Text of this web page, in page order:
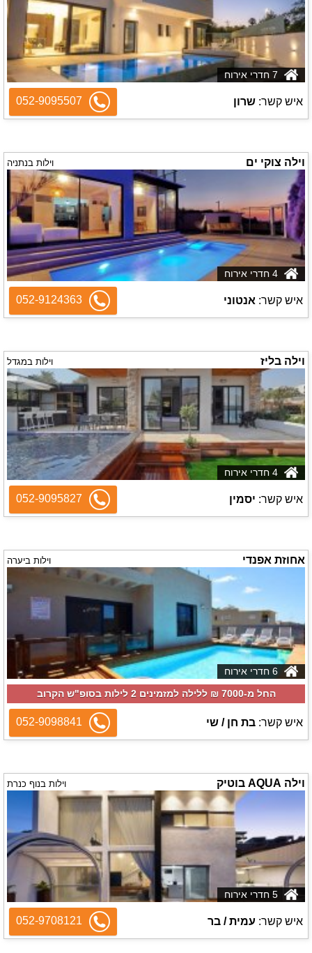
איש קשר: שרון 052-9095507
וילה צוקי ים וילות בנתניה
איש קשר: אנטוני 052-9124363
וילה בליז וילות במגדל
איש קשר: יסמין 052-9095827
אחוזת אפנדי וילות ביערה
החל מ-‏7000 ₪ ללילה למזמינים 2 לילות בסופ"ש הקרוב
איש קשר: בת חן / שי 052-9098841
וילה AQUA בוטיק וילות בנוף כנרת
איש קשר: עמית / בר 052-9708121